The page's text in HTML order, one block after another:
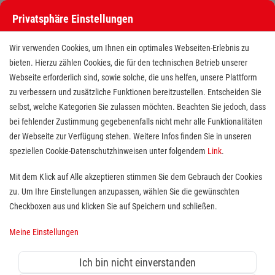
Freiwilligendienst (BFD/FSJ) im
Bereich Schule
Standort(e):Lübeck
dein soziales Engagement. Innerhalb deines
Freiwilligen Jahres hilfst du Vollzeit in sozialen
Einrichtungen, ambulanten Angeboten (Diensten) und
Privatsphäre Einstellungen
Wir verwenden Cookies, um Ihnen ein optimales Webseiten-Erlebnis zu
bieten. Hierzu zählen Cookies, die für den technischen Betrieb unserer
Webseite erforderlich sind, sowie solche, die uns helfen, unsere Plattform
zu verbessern und zusätzliche Funktionen bereitzustellen. Entscheiden Sie
selbst, welche Kategorien Sie zulassen möchten. Beachten Sie jedoch, dass
bei fehlender Zustimmung gegebenenfalls nicht mehr alle Funktionalitäten
der Webseite zur Verfügung stehen. Weitere Infos finden Sie in unseren
speziellen Cookie-Datenschutzhinweisen unter folgendem Link.
Mit dem Klick auf Alle akzeptieren stimmen Sie dem Gebrauch der Cookies
zu. Um Ihre Einstellungen anzupassen, wählen Sie die gewünschten
Checkboxen aus und klicken Sie auf Speichern und schließen.
Meine Einstellungen
Ich bin nicht einverstanden